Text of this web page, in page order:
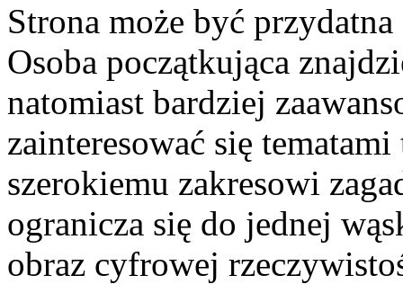
Strona może być
Osoba początkująca
natomiast bardziej
zainteresować się
szerokiemu zakresowi
ogranicza się do jednej
obraz cyfrowej